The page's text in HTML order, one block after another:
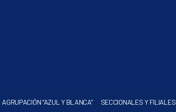
AGRUPACIÓN “AZUL Y BLANCA” SECCIONALES Y FILIALES